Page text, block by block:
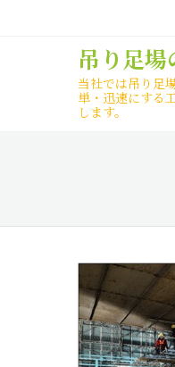
吊り足場
当社では吊り足
単・迅速にする
します。